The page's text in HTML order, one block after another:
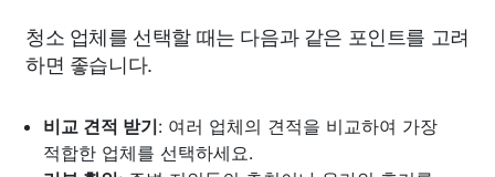
청소 업체를 선택할 때는 다음과 같은 포인트를 고려
하면 좋습니다.
비교 견적 받기: 여러 업체의 견적을 비교하여 가장
적합한 업체를 선택하세요.